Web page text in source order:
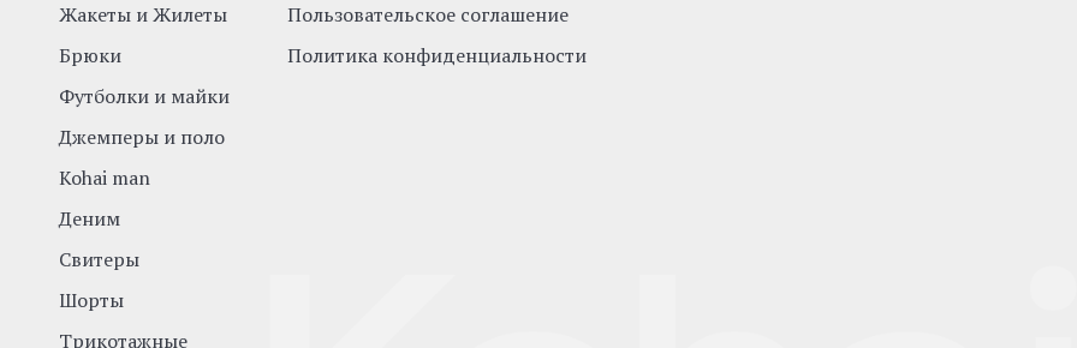
Жакеты и Жилеты
Брюки
Футболки и майки
Джемперы и поло
Kohai man
Деним
Свитеры
Шорты
Трикотажные
Пользовательское соглашение
Политика конфиденциальности